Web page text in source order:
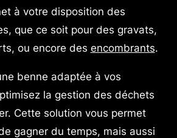
à votre disposition des
que ce soit pour des gravats,
ou encore des encombrants.
benne adaptée à vos
la gestion des déchets
Cette solution vous permet
gagner du temps, mais aussi